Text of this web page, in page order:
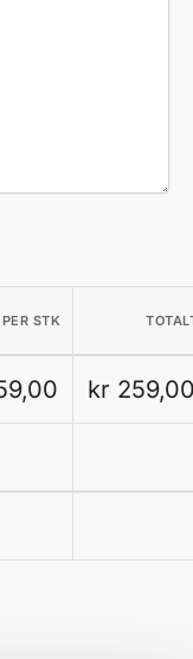
PER STK
kr